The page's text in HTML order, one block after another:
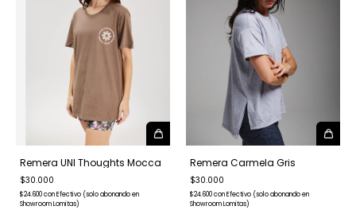
Remera UNI Thoughts Mocca
$30.000
$24.600conEfectivo (solo abonando en
Showroom Lomitas)
Remera Carmela Gris
$30.000
$24.600conEfectivo (solo abonando en
Showroom Lomitas)